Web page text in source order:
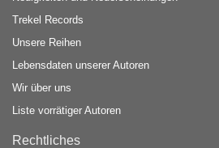
Trekel Records
Unsere Reihen
Lebensdaten unserer Autoren
Wir über uns
Liste vorrätiger Autoren
Rechtliches